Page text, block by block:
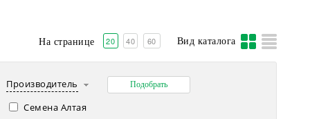
На странице 20 40 60 Вид каталога
Производитель
Семена Алтая